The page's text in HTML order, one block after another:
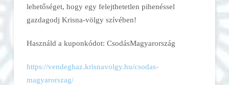
lehetőséget, hogy egy felejthetetlen pihenéssel
gazdagodj Krisna-völgy szívében!
Használd a kuponkódot: CsodásMagyarország
https://vendeghaz.krisnavolgy.hu/csodas-
magyarorszag/